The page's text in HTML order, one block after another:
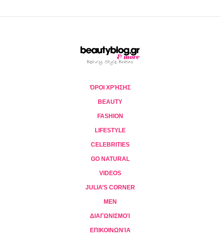
ΌΡΟΙ ΧΡΉΣΗΣ
BEAUTY
FASHION
LIFESTYLE
CELEBRITIES
GO NATURAL
VIDEOS
JULIA’S CORNER
MEN
ΔΙΑΓΩΝΙΣΜΟΊ
ΕΠΙΚΟΙΝΩΝΊΑ